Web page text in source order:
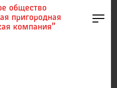
общество
пригородная
компания"